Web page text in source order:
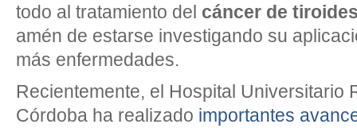
todo al tratamiento del cáncer de
amén de estarse investigando su
más enfermedades.
Recientemente, el Hospital Universitario
Córdoba ha realizado importantes